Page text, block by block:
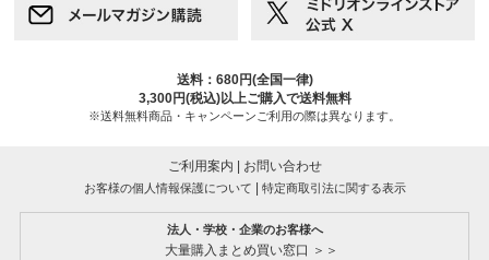
送料：680円(全国一律)
3,300円(税込)以上ご購入で送料無料
※送料無料商品・キャンペーンご利用の際は異なります。
ご利用案内 | お問い合わせ
お客様の個人情報保護について | 特定商取引法に関する表示
法人・学校・企業のお客様へ
大量購入まとめ買い窓口 ＞＞